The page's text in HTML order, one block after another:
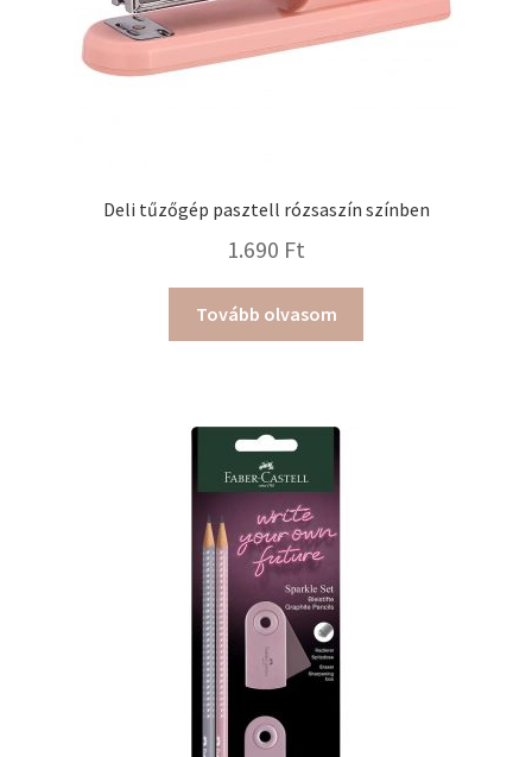
Deli tűzőgép pasztell rózsaszín színben
1.690 Ft
Tovább olvasom